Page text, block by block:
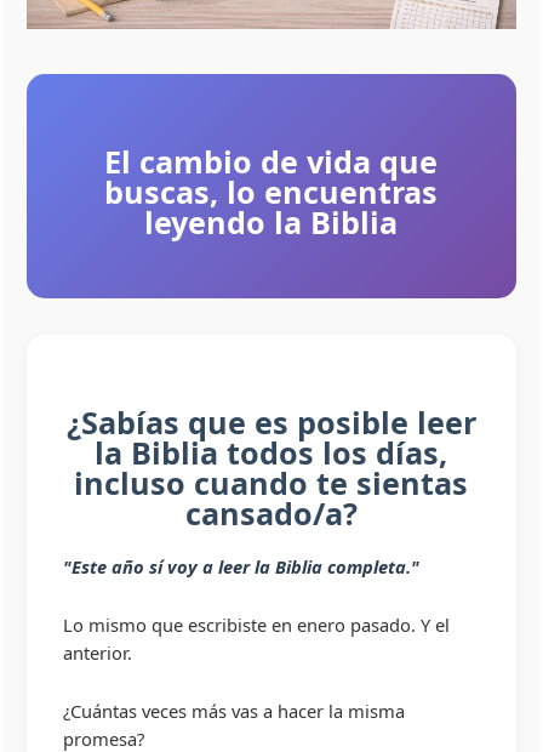
El cambio de vida que
buscas, lo encuentras
leyendo la Biblia
¿Sabías que es posible leer
la Biblia todos los días,
incluso cuando te sientas
cansado/a?
"Este año sí voy a leer la Biblia completa."
Lo mismo que escribiste en enero pasado. Y el
anterior.
¿Cuántas veces más vas a hacer la misma
promesa?